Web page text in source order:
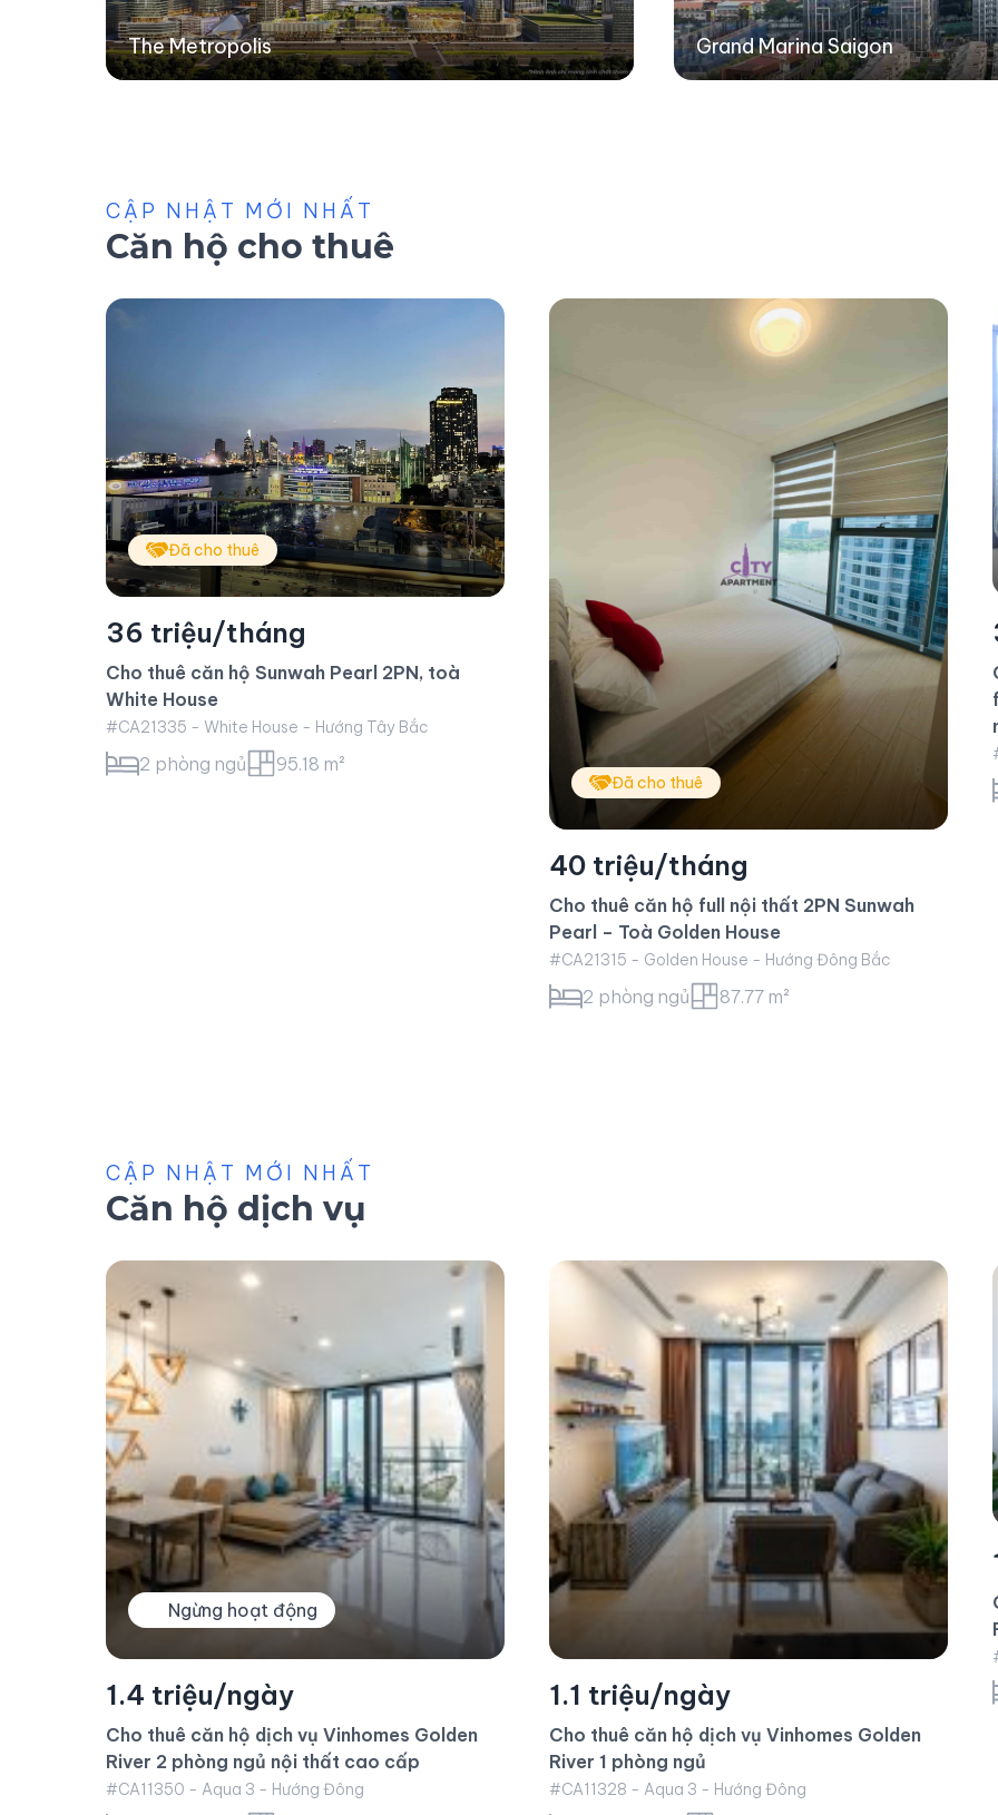
The Metropolis Grand Marina Saigon
CẬP NHẬT MỚI NHẤT
Căn hộ cho thuê
Đã cho thuê
320 triệu/tháng
Cho thuê căn hộ 3PN Vinhomes Central Park
full nội thất – Landmark 3 – Giá thuê chỉ 32tr
net.
#CA21263 - Landmark 3 - Hướng Đông Bắc
3 phòng ngủ 99.2 m²
CẬP NHẬT MỚI NHẤT
Căn hộ dịch vụ
1.1 triệu/ngày
Cho thuê căn hộ dịch vụ Vinhomes Golden
River 1 phòng ngủ
#CA11328 - Aqua 3 - Hướng Đông
1.5 triệu/ngày
Cho thuê căn hộ dịch vụ Vinhomes Golden
#CA11276 - Aqua 3 - Hướng Đông
2 phòng ngủ 78 m²